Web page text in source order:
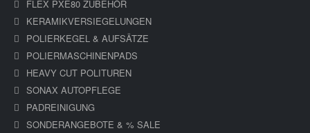
FLEX PXE80 ZUBEHÖR
KERAMIKVERSIEGELUNGEN
POLIERKEGEL & AUFSÄTZE
POLIERMASCHINENPADS
HEAVY CUT POLITUREN
SONAX AUTOPFLEGE
PADREINIGUNG
SONDERANGEBOTE & % SALE